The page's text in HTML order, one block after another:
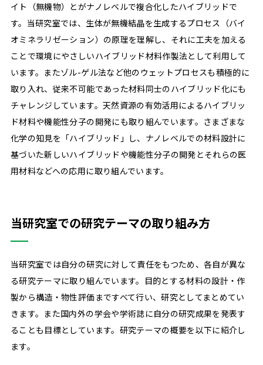
髙島研究室takashima lab
Graduate School
⼤学院について
カリキュラム・授業紹介・単位
Career
キャリア・資格について
内定者の声
キャンパス⾒学
Information
インフォメーション
イト（無機物）とがナノレベルで複合化したハイブリッドで
す。当研究室では、生体が無機結晶を生成するプロセス（バイ
オミネラリゼーション）の原理を理解し、それに工夫を加える
ことで環境にやさしいハイブリッド材料作製法として利用して
います。またゾル-ゲル法など他のウェットプロセスも積極的に
取り入れ、従来不可能であった材料同士のハイブリッド化にも
チャレンジしています。天然資源の有効活用によるハイブリッ
ド材料や機能性分子の開発にも取り組んでいます。さまざまな
化学の知見を「ハイブリッド」し、ナノレベルでの材料設計に
基づいた新しいハイブリッドや機能性分子の開発とそれらの医
用材料などへの応用に取り組んでいます。
当研究室での研究テーマの取り組み方
当研究室では自分の研究に対して責任をもつため、各自が異な
る研究テーマに取り組んでいます。目的とする材料の設計・作
製から構造・物性評価まですべて行い、研究としてまとめてい
きます。また国内外の学会や学術誌に自分の研究成果を発表す
ることも目標としています。研究テーマの概要を以下に紹介し
ます。